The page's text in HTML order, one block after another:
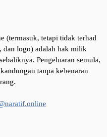
(termasuk, tetapi tidak terhad
logo) adalah hak milik
Pengeluaran semula,
tanpa kebenaran